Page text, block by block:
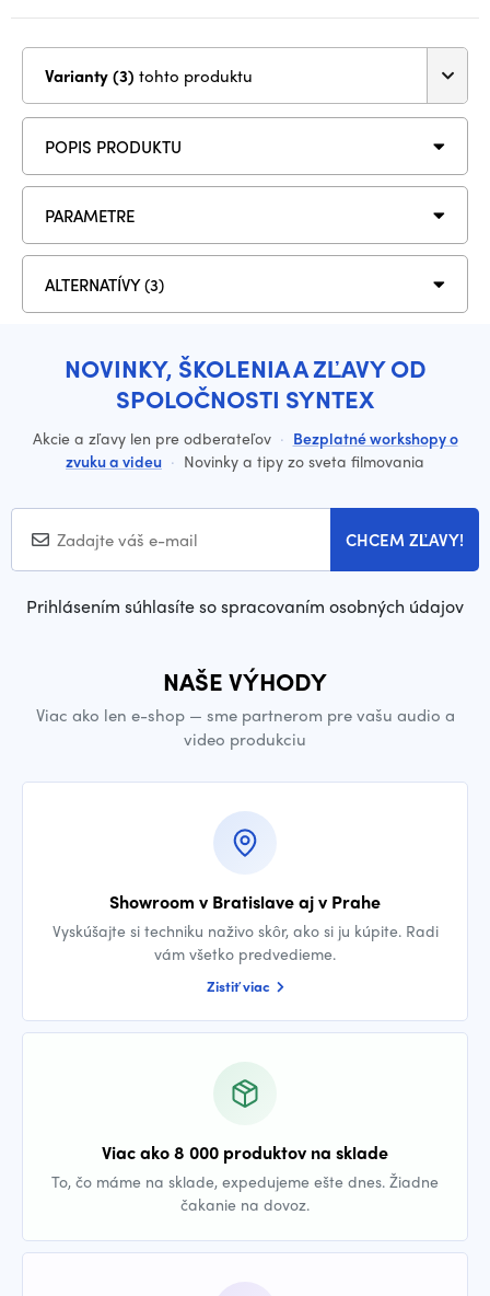
Varianty (3) tohto produktu
POPIS PRODUKTU
PARAMETRE
ALTERNATÍVY (3)
NOVINKY, ŠKOLENIA A ZĽAVY OD
SPOLOČNOSTI SYNTEX
Akcie a zľavy len pre odberateľov · Bezplatné workshopy o
zvuku a videu · Novinky a tipy zo sveta filmovania
CHCEM ZĽAVY!
Prihlásením súhlasíte so spracovaním osobných údajov
NAŠE VÝHODY
Viac ako len e-shop — sme partnerom pre vašu audio a
video produkciu
Showroom v Bratislave aj v Prahe
Vyskúšajte si techniku naživo skôr, ako si ju kúpite. Radi
vám všetko predvedieme.
Zistiť viac
Viac ako 8 000 produktov na sklade
To, čo máme na sklade, expedujeme ešte dnes. Žiadne
čakanie na dovoz.